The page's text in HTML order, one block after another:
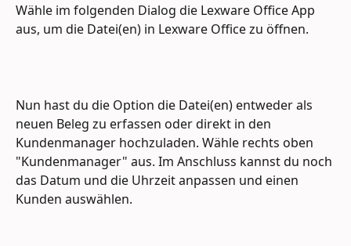
Wähle im folgenden Dialog die Lexware Office App
aus, um die Datei(en) in Lexware Office zu öffnen.
Nun hast du die Option die Datei(en) entweder als
neuen Beleg zu erfassen oder direkt in den
Kundenmanager hochzuladen. Wähle rechts oben
"Kundenmanager" aus. Im Anschluss kannst du noch
das Datum und die Uhrzeit anpassen und einen
Kunden auswählen.